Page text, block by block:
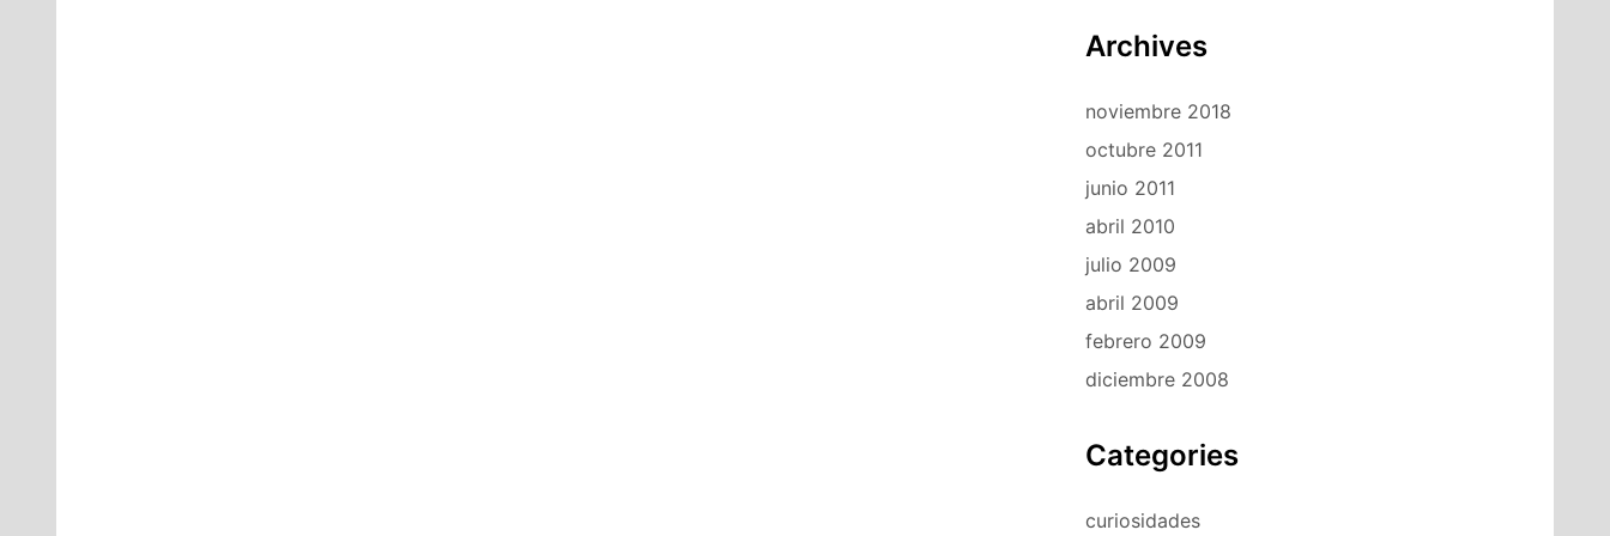
Archives
noviembre 2018
octubre 2011
junio 2011
abril 2010
julio 2009
abril 2009
febrero 2009
diciembre 2008
Categories
curiosidades